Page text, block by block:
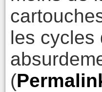
les cycles
(